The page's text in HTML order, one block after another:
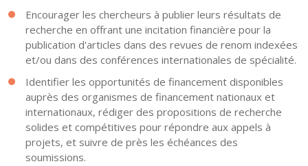
Encourager les chercheurs à publier leurs résultats de
recherche en offrant une incitation financière pour la
publication d'articles dans des revues de renom indexées
et/ou dans des conférences internationales de spécialité.
Identifier les opportunités de financement disponibles
auprès des organismes de financement nationaux et
internationaux, rédiger des propositions de recherche
solides et compétitives pour répondre aux appels à
projets, et suivre de près les échéances des
soumissions.